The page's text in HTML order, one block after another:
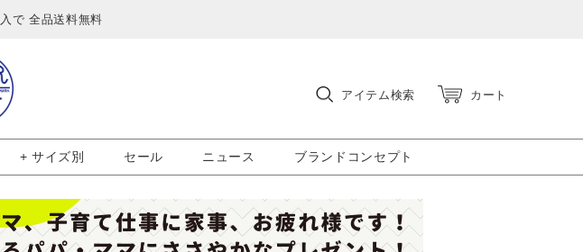
で 全品送料無料
アイテム検索 カート
+ サイズ別 セール ニュース ブランドコンセプト